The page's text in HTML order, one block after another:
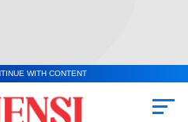
WITH CONTENT